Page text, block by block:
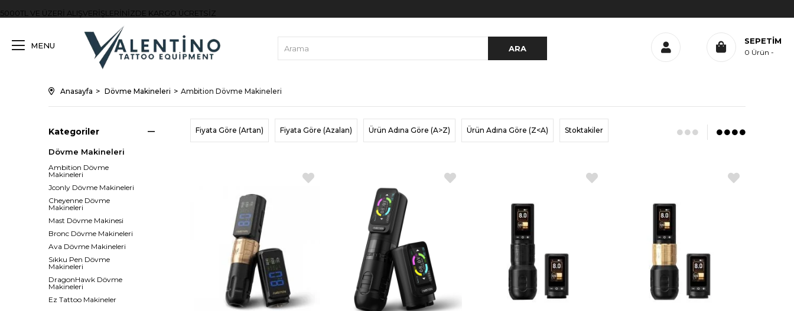
5000TL VE ÜZERİ ALIŞVERİŞLERİNİZDE KARGO ÜCRETSİZ
MENU SEPETIM
0 Ürün
Anasayfa Dövme Makineleri Ambition Dövme Makineleri
Kategoriler
Dövme Makineleri
Ambition Dövme
Makineleri
Jconly Dövme Makineleri
Cheyenne Dövme
Makineleri
Mast Dövme Makinesi
Bronc Dövme Makineleri
Ava Dövme Makineleri
Sıkku Pen Dövme
Makineleri
DragonHawk Dövme
Makineleri
Ez Tattoo Makineler
Fiyata Göre (Artan) Fiyata Göre (Azalan) Ürün Adına Göre (A>Z) Ürün Adına Göre (Z<A) Stoktakiler